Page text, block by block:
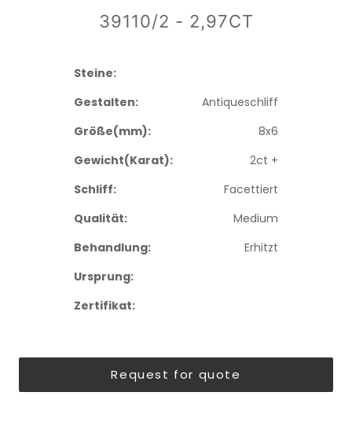
39110/2 - 2,97CT
Steine:
Gestalten:
Antiqueschliff
Größe(mm):
8x6
Gewicht(Karat):
2ct +
Schliff:
Facettiert
Qualität:
Medium
Behandlung:
Erhitzt
Ursprung:
Zertifikat:
Request for quote